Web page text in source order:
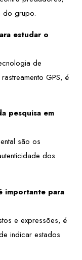
do grupo.
estudar o
de
GPS, é
pesquisa em
são os
dos
importante para
e expressões, é
indicar estados